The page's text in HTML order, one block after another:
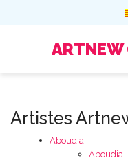
ARTNEW
Artistes
Aboudia
Aboudia